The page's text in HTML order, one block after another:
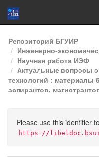
Skip
navigation
Репозиторий БГУИР
Инженерно-
Научная работа ИЭФ
Актуальные вопросы
технологий : материалы
аспирантов,
Please use this identifier
https://